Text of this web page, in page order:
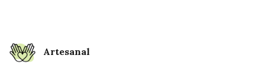
Artesanal